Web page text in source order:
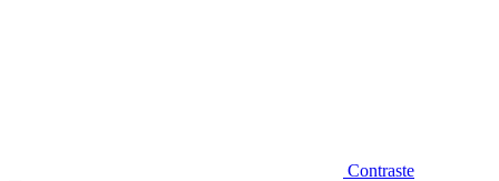
Contraste